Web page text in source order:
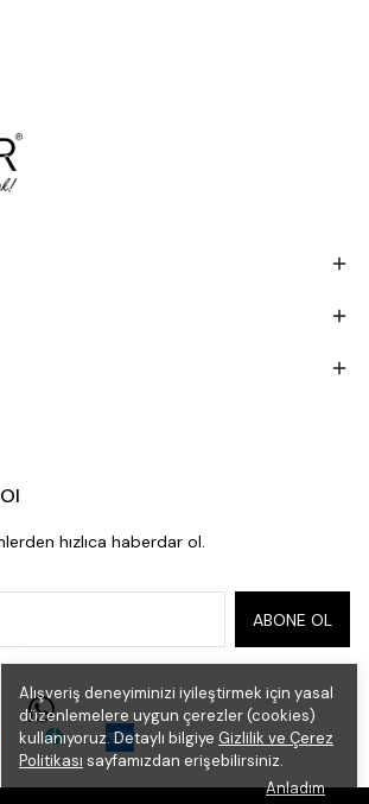
Alışveriş deneyiminizi iyileştirmek için yasal
düzenlemelere uygun çerezler (cookies)
kullanıyoruz. Detaylı bilgiye Gizlilik ve Çerez
Politikası sayfamızdan erişebilirsiniz.
Anladım
hızlıca haberdar ol.
ABONE OL